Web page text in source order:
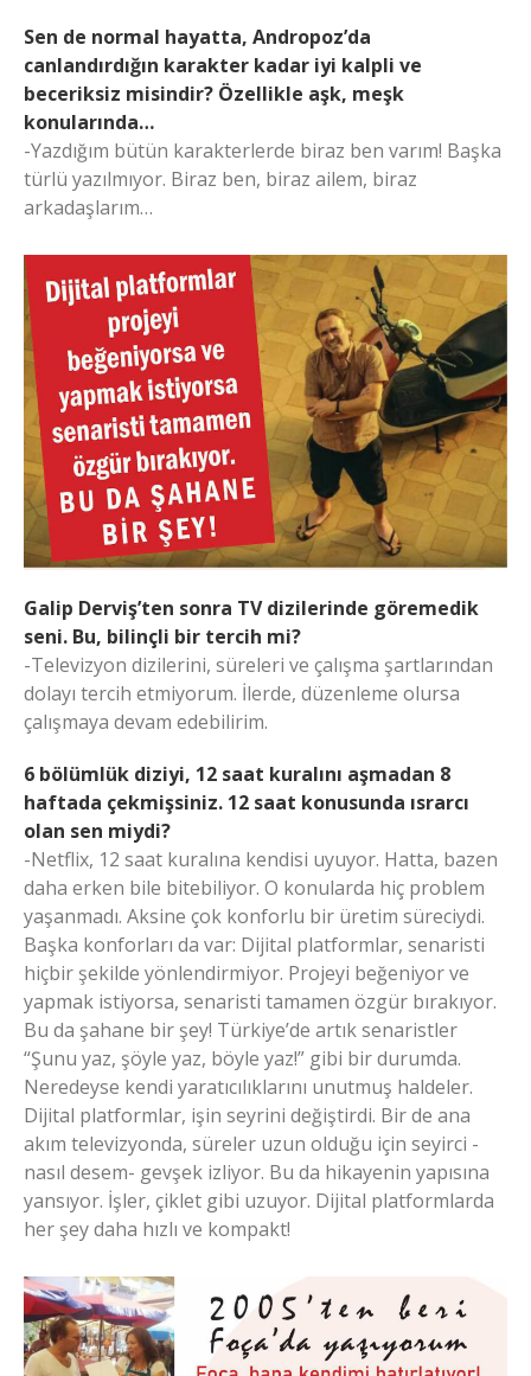
Sen de normal hayatta, Andropoz’da
canlandırdığın karakter kadar iyi kalpli ve
beceriksiz misindir? Özellikle aşk, meşk
konularında…
-Yazdığım bütün karakterlerde biraz ben varım! Başka
türlü yazılmıyor. Biraz ben, biraz ailem, biraz
arkadaşlarım…
Galip Derviş’ten sonra TV dizilerinde göremedik
seni. Bu, bilinçli bir tercih mi?
-Televizyon dizilerini, süreleri ve çalışma şartlarından
dolayı tercih etmiyorum. İlerde, düzenleme olursa
çalışmaya devam edebilirim.
6 bölümlük diziyi, 12 saat kuralını aşmadan 8
haftada çekmişsiniz. 12 saat konusunda ısrarcı
olan sen miydi?
-Netflix, 12 saat kuralına kendisi uyuyor. Hatta, bazen
daha erken bile bitebiliyor. O konularda hiç problem
yaşanmadı. Aksine çok konforlu bir üretim süreciydi.
Başka konforları da var: Dijital platformlar, senaristi
hiçbir şekilde yönlendirmiyor. Projeyi beğeniyor ve
yapmak istiyorsa, senaristi tamamen özgür bırakıyor.
Bu da şahane bir şey! Türkiye’de artık senaristler
“Şunu yaz, şöyle yaz, böyle yaz!” gibi bir durumda.
Neredeyse kendi yaratıcılıklarını unutmuş haldeler.
Dijital platformlar, işin seyrini değiştirdi. Bir de ana
akım televizyonda, süreler uzun olduğu için seyirci -
nasıl desem- gevşek izliyor. Bu da hikayenin yapısına
yansıyor. İşler, çiklet gibi uzuyor. Dijital platformlarda
her şey daha hızlı ve kompakt!